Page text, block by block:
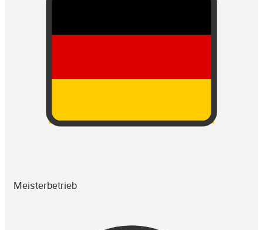
Meisterbetrieb